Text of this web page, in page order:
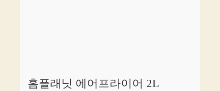
홈플래닛 에어프라이어 2L